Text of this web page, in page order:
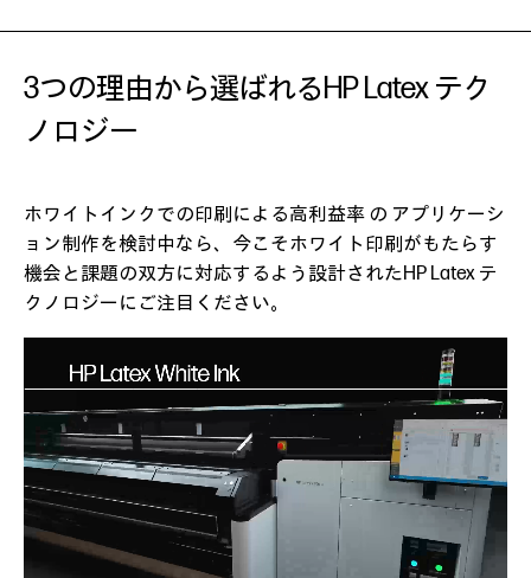
3つの理由から選ばれるHP Latex テク
ノロジー
ホワイトインクでの印刷による高利益率 の アプリケーシ
ョン制作を検討中なら、今こそホワイト印刷がもたらす
機会と課題の双方に対応するよう設計されたHP Latex テ
クノロジーにご注目ください。